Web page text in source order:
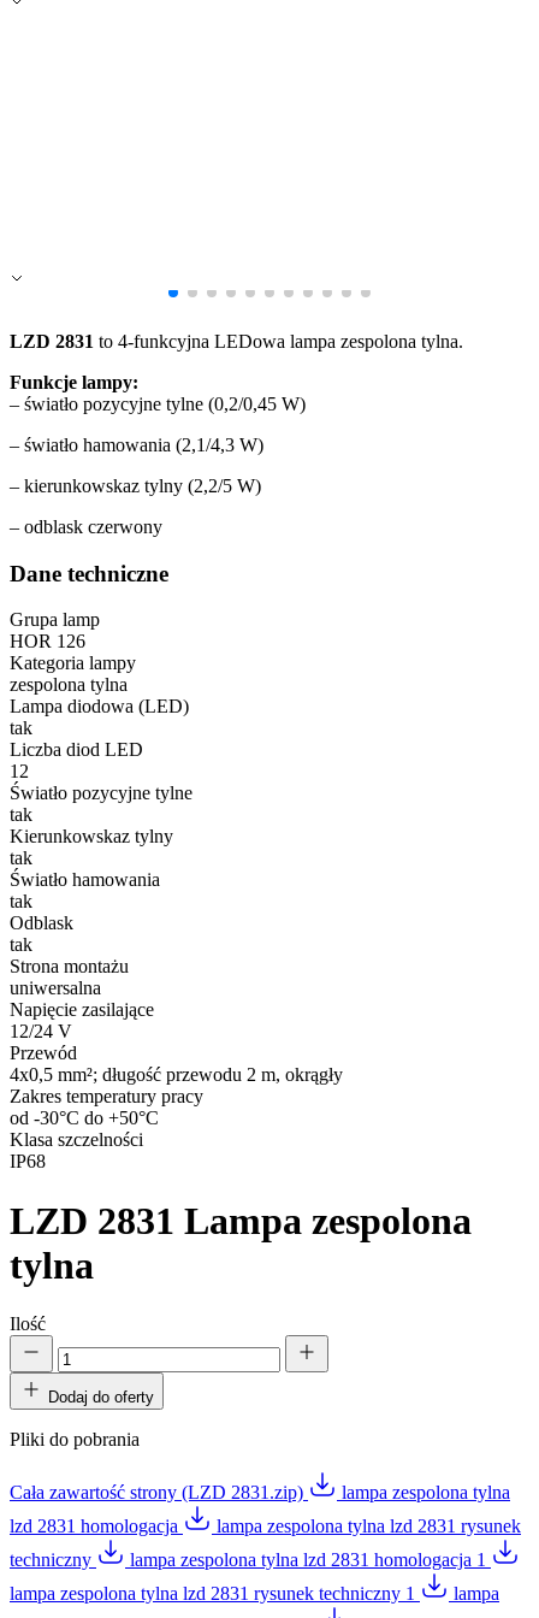
LZD 2831 to 4-funkcyjna LEDowa lampa zespolona tylna.
Funkcje lampy:
– światło pozycyjne tylne (0,2/0,45 W)
– światło hamowania (2,1/4,3 W)
– kierunkowskaz tylny (2,2/5 W)
– odblask czerwony
Dane techniczne
Grupa lamp
HOR 126
Kategoria lampy
zespolona tylna
Lampa diodowa (LED)
tak
Liczba diod LED
12
Światło pozycyjne tylne
tak
Kierunkowskaz tylny
tak
Światło hamowania
tak
Odblask
tak
Strona montażu
uniwersalna
Napięcie zasilające
12/24 V
Przewód
4x0,5 mm²; długość przewodu 2 m, okrągły
Zakres temperatury pracy
od -30°C do +50°C
Klasa szczelności
IP68
LZD 2831 Lampa zespolona
tylna
Ilość
Dodaj do oferty
Pliki do pobrania
Cała zawartość strony (LZD 2831.zip)
lampa zespolona tylna
lzd 2831 homologacja
lampa zespolona tylna lzd 2831 rysunek
techniczny
lampa zespolona tylna lzd 2831 homologacja 1
lampa zespolona tylna lzd 2831 rysunek techniczny 1
lampa